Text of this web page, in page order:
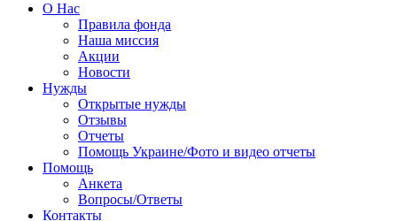
О Нас
Правила фонда
Наша миссия
Акции
Новости
Нужды
Открытые нужды
Отзывы
Отчеты
Помощь Украине/Фото и видео отчеты
Помощь
Анкета
Вопросы/Ответы
Контакты